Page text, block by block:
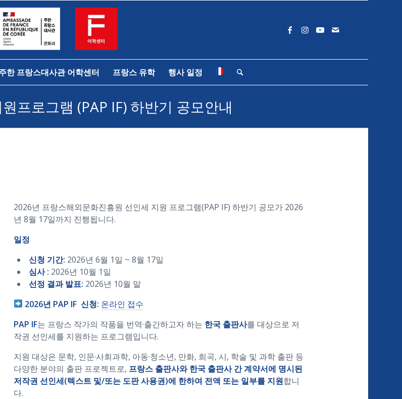
한 프랑스대사관 어학센터 프랑스 유학 행사 일정
프로그램 (PAP IF) 하반기 공모안내
2026년 프랑스해외문화진흥원 선인세 지원 프로그램(PAP IF) 하반기 공모​가 2026
년 8월 17일까지 진행됩니다.
일정
신청 기간: 2026년 6월 1일 ~ 8월 17일
심사 : 2026년 10월 1일
선정 결과 발표: 2026년 10월 말
2026년 PAP IF 신청: 온라인 접수
PAP IF는 프랑스 작가의 작품을 번역·출간하고자 하는 한국 출판사를 대상으로 저
작권 선인세를 지원하는 프로그램입니다.
지원 대상은 문학, 인문·사회과학, 아동·청소년, 만화, 희곡, 시, 학술 및 과학 출판 등
다양한 분야의 출판 프로젝트로, 프랑스 출판사와 한국 출판사 간 계약서에 명시된
저작권 선인세(텍스트 및/또는 도판 사용권)에 한하여 전액 또는 일부를 지원​합니
다.